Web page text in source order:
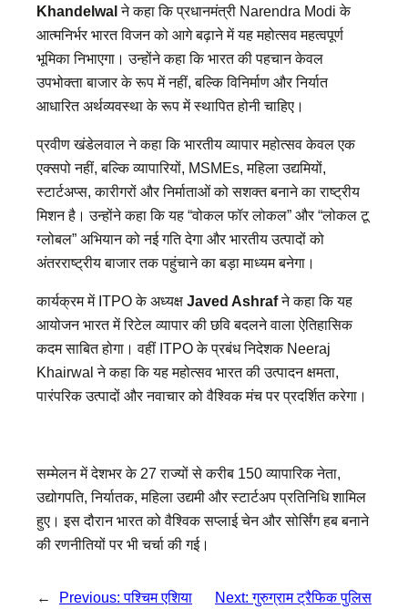
Khandelwalने कहा कि प्रधानमंत्री Narendra Modi के
आत्मनिर्भर भारत विजन को आगे बढ़ाने में यह महोत्सव महत्वपूर्ण
भूमिका निभाएगा। उन्होंने कहा कि भारत की पहचान केवल
उपभोक्ता बाजार के रूप में नहीं, बल्कि विनिर्माण और निर्यात
आधारित अर्थव्यवस्था के रूप में स्थापित होनी चाहिए।
प्रवीण खंडेलवाल ने कहा कि भारतीय व्यापार महोत्सव केवल एक
एक्सपो नहीं, बल्कि व्यापारियों, MSMEs, महिला उद्यमियों,
स्टार्टअप्स, कारीगरों और निर्माताओं को सशक्त बनाने का राष्ट्रीय
मिशन है। उन्होंने कहा कि यह “वोकल फॉर लोकल” और “लोकल टू
ग्लोबल” अभियान को नई गति देगा और भारतीय उत्पादों को
अंतरराष्ट्रीय बाजार तक पहुंचाने का बड़ा माध्यम बनेगा।
कार्यक्रम में ITPO के अध्यक्ष Javed Ashrafने कहा कि यह
आयोजन भारत में रिटेल व्यापार की छवि बदलने वाला ऐतिहासिक
कदम साबित होगा। वहीं ITPO के प्रबंध निदेशक Neeraj
Khairwal ने कहा कि यह महोत्सव भारत की उत्पादन क्षमता,
पारंपरिक उत्पादों और नवाचार को वैश्विक मंच पर प्रदर्शित करेगा।
सम्मेलन में देशभर के 27 राज्यों से करीब 150 व्यापारिक नेता,
उद्योगपति, निर्यातक, महिला उद्यमी और स्टार्टअप प्रतिनिधि शामिल
हुए। इस दौरान भारत को वैश्विक सप्लाई चेन और सोर्सिंग हब बनाने
की रणनीतियों पर भी चर्चा की गई।
← Previous:पश्चिम एशिया Next:गुरुग्राम ट्रैफिक पुलिस